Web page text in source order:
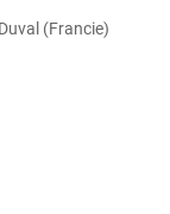
(Francie)